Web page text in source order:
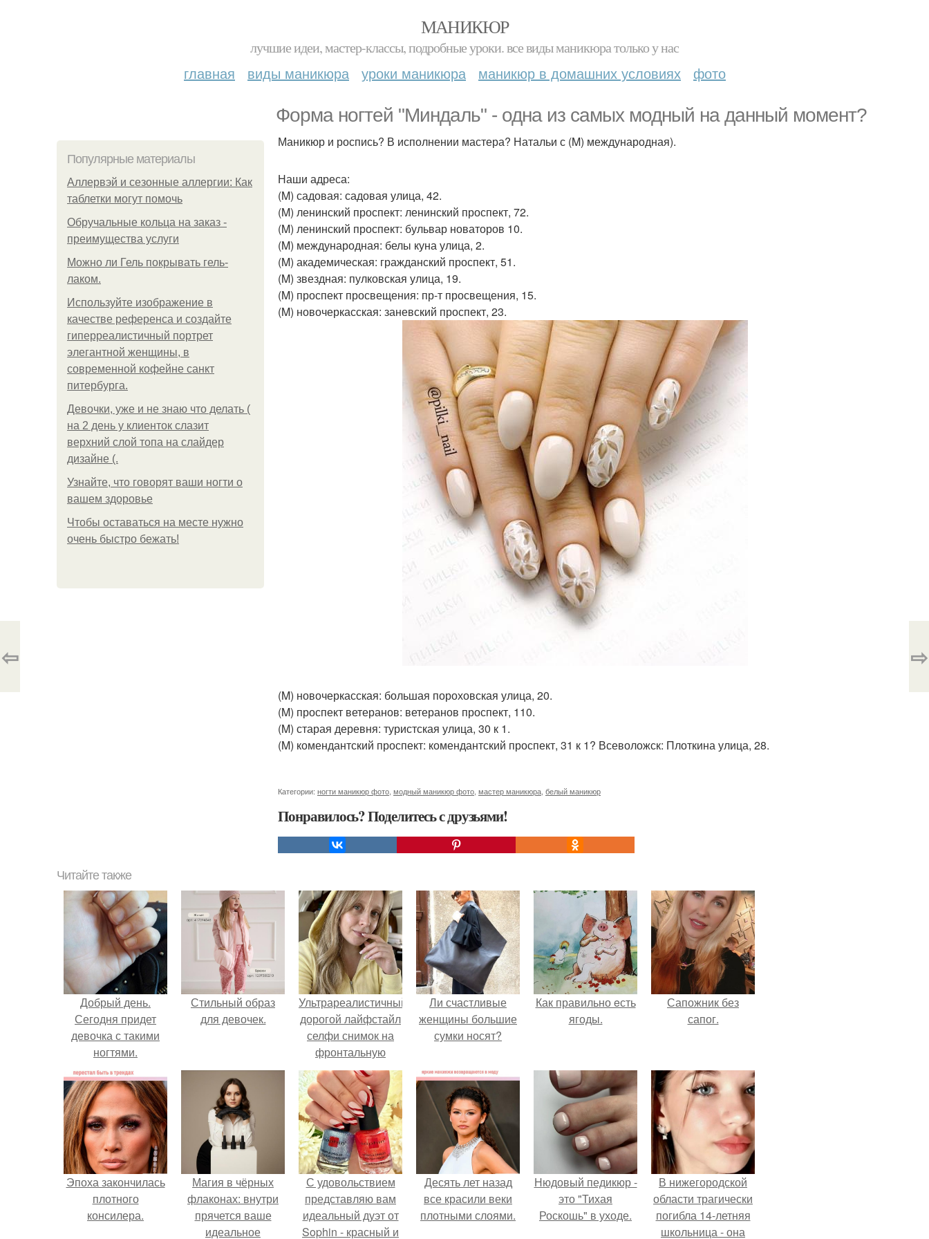
МАНИКЮР
лучшие идеи, мастер-классы, подробные уроки. все виды маникюра только у нас
главная виды маникюра уроки маникюра маникюр в домашних условиях фото
Форма ногтей "Миндаль" - одна из самых модный на данный момент?
Популярные материалы
Аллервэй и сезонные аллергии: Как
таблетки могут помочь
Обручальные кольца на заказ -
преимущества услуги
Можно ли Гель покрывать гель-
лаком.
Используйте изображение в
качестве референса и создайте
гиперреалистичный портрет
элегантной женщины, в
современной кофейне санкт
питербурга.
Девочки, уже и не знаю что делать (
на 2 день у клиенток слазит
верхний слой топа на слайдер
дизайне (.
Узнайте, что говорят ваши ногти о
вашем здоровье
Чтобы оставаться на месте нужно
очень быстро бежать!
Маникюр и роспись? В исполнении мастера? Натальи с (M) международная).
Наши адреса:
(M) садовая: садовая улица, 42.
(M) ленинский проспект: ленинский проспект, 72.
(M) ленинский проспект: бульвар новаторов 10.
(M) международная: белы куна улица, 2.
(M) академическая: гражданский проспект, 51.
(M) звездная: пулковская улица, 19.
(M) проспект просвещения: пр-т просвещения, 15.
(M) новочеркасская: заневский проспект, 23.
(M) новочеркасская: большая пороховская улица, 20.
(M) проспект ветеранов: ветеранов проспект, 110.
(M) старая деревня: туристская улица, 30 к 1.
(M) комендантский проспект: комендантский проспект, 31 к 1? Всеволожск: Плоткина улица, 28.
Категории: ногти маникюр фото модный маникюр фото мастер маникюра белый маникюр
Понравилось? Поделитесь с друзьями!
⇦ ⇨
Читайте также
Добрый день.
Сегодня придет
девочка с такими
ногтями.
Стильный образ
для девочек.
Ультрареалистичный
дорогой лайфстайл
селфи снимок на
фронтальную
камеру.
Ли счастливые
женщины большие
сумки носят?
Как правильно eсть
ягоды.
Сапожник без
сапог.
Эпоха закончилась
плотного
консилера.
Магия в чёрных
флаконах: внутри
прячется ваше
идеальное
С удовольствием
представляю вам
идеальный дуэт от
Sophin - красный и
Десять лет назад
все красили веки
плотными слоями.
Нюдовый педикюр -
это "Тихая
Роскошь" в уходе.
В нижегородской
области трагически
погибла 14-летняя
школьница - она